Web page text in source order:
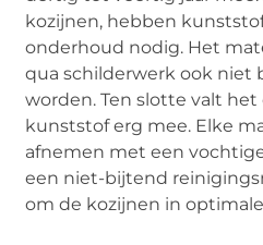
kozijnen, hebben
onderhoud nodig. Het
qua schilderwerk ook niet
worden. Ten slotte valt
kunststof erg mee. Elke
afnemen met een
een niet-bijtend
om de kozijnen in